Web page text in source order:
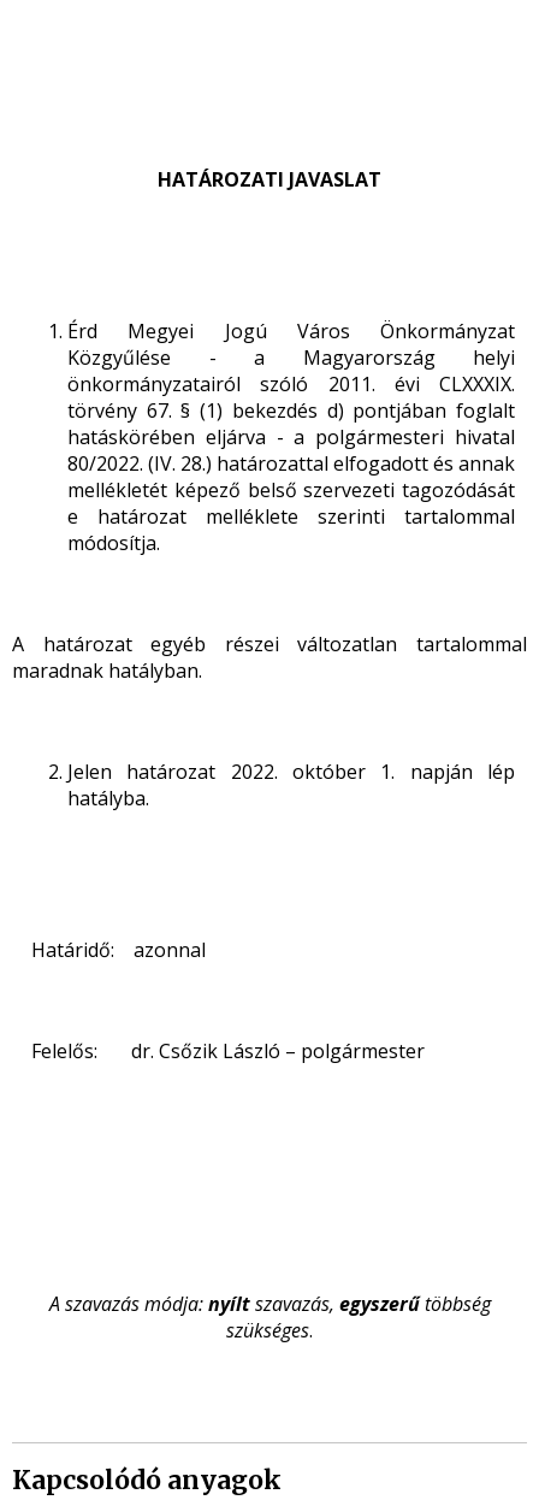
HATÁROZATI JAVASLAT
Érd Megyei Jogú Város Önkormányzat
Közgyűlése - a Magyarország helyi
önkormányzatairól szóló 2011. évi CLXXXIX.
törvény 67. § (1) bekezdés d) pontjában foglalt
hatáskörében eljárva - a polgármesteri hivatal
80/2022. (IV. 28.) határozattal elfogadott és annak
mellékletét képező belső szervezeti tagozódását
e határozat melléklete szerinti tartalommal
módosítja.
A határozat egyéb részei változatlan tartalommal
maradnak hatályban.
Jelen határozat 2022. október 1. napján lép
hatályba.
Határidő: azonnal
Felelős: dr. Csőzik László – polgármester
A szavazás módja:nyíltszavazás, egyszerűtöbbség
szükséges.
Kapcsolódó anyagok